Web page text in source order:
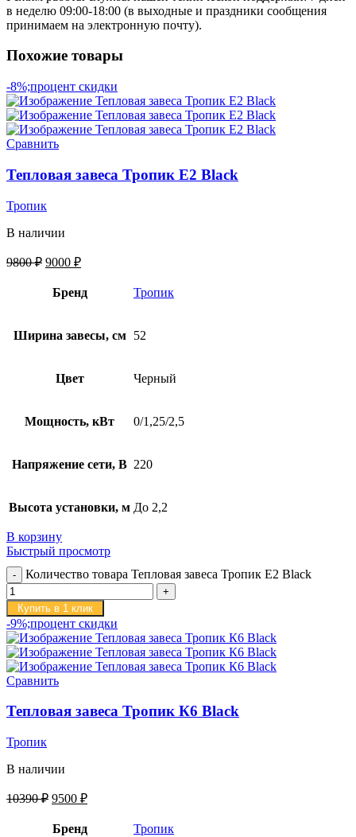
в неделю 09:00-18:00 (в выходные и праздники сообщения
принимаем на электронную почту).
Похожие товары
-8%;процент скидки
Сравнить
Тепловая завеса Тропик E2 Black
Тропик
В наличии
9800₽ 9000 ₽
Бренд Тропик
Ширина завесы, см 52
Цвет Черный
Мощность, кВт 0/1,25/2,5
Напряжение сети, В 220
Высота установки, м До 2,2
В корзину
Быстрый просмотр
Количество товара Тепловая завеса Тропик E2 Black
Купить в 1 клик
-9%;процент скидки
Сравнить
Тепловая завеса Тропик К6 Black
Тропик
В наличии
10390₽ 9500 ₽
Бренд Тропик